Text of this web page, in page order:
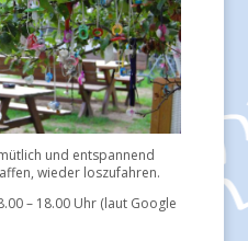
und entspannend
wieder loszufahren.
– 18.00 Uhr (laut Google